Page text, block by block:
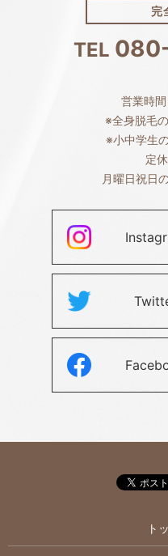
完
TEL
営業時
※全身脱毛
※小中学生
定
月曜日祝日
ト